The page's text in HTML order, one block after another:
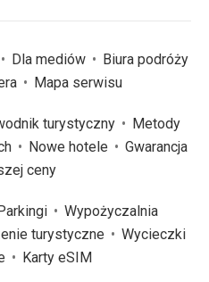
Dla mediów
Biura podróży
Mapa serwisu
turystyczny
Metody
Nowe hotele
Gwarancja
ceny
Wypożyczalnia
turystyczne
Wycieczki
Karty eSIM